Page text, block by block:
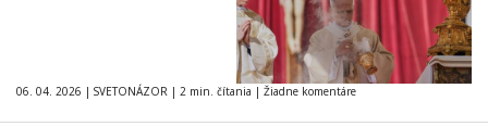
06. 04. 2026 | SVETONÁZOR | 2 min. čítania | Žiadne komentáre